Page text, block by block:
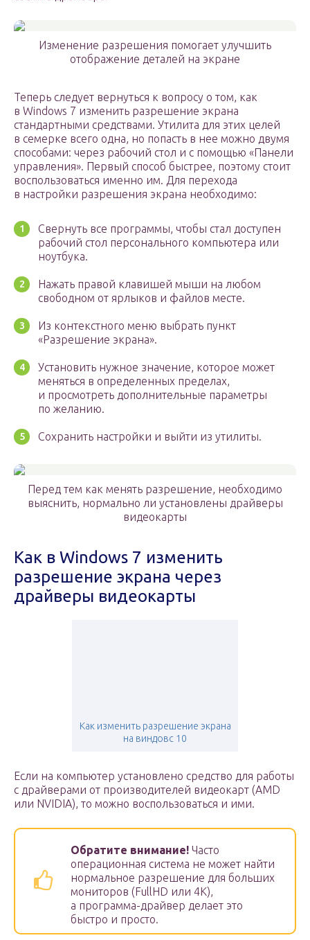
Изменение разрешения помогает улучшить
отображение деталей на экране
Теперь следует вернуться к вопросу о том, как
в Windows 7 изменить разрешение экрана
стандартными средствами. Утилита для этих целей
в семерке всего одна, но попасть в нее можно двумя
способами: через рабочий стол и с помощью «Панели
управления». Первый способ быстрее, поэтому стоит
воспользоваться именно им. Для перехода
в настройки разрешения экрана необходимо:
Свернуть все программы, чтобы стал доступен
рабочий стол персонального компьютера или
ноутбука.
Нажать правой клавишей мыши на любом
свободном от ярлыков и файлов месте.
Из контекстного меню выбрать пункт
«Разрешение экрана».
Установить нужное значение, которое может
меняться в определенных пределах,
и просмотреть дополнительные параметры
по желанию.
Сохранить настройки и выйти из утилиты.
Перед тем как менять разрешение, необходимо
выяснить, нормально ли установлены драйверы
видеокарты
Как в Windows 7 изменить
разрешение экрана через
драйверы видеокарты
Как изменить разрешение экрана
на виндовс 10
Если на компьютер установлено средство для работы
с драйверами от производителей видеокарт (AMD
или NVIDIA), то можно воспользоваться и ими.
Обратите внимание! Часто
операционная система не может найти
нормальное разрешение для больших
мониторов (FullHD или 4К),
а программа-драйвер делает это
быстро и просто.